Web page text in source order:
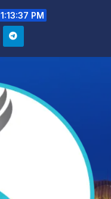
1:13:38 PM